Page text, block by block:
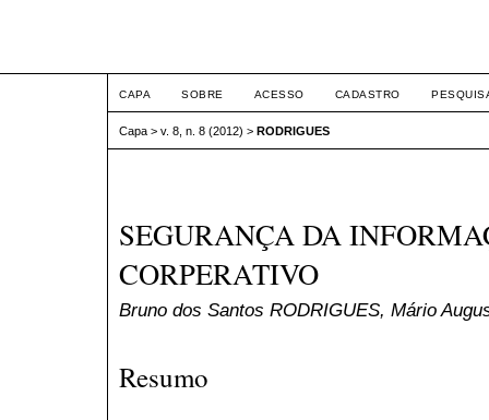
CAPA SOBRE ACESSO CADASTRO
Capa > v. 8, n. 8 (2012) > RODRIGUES
SEGURANÇA DA
CORPERATIVO
Bruno dos Santos RODRIGUES, Mário
Resumo